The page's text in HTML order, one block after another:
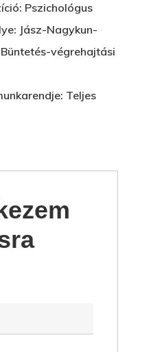
Pszichológus
Jász-Nagykun-
végrehajtási
Teljes